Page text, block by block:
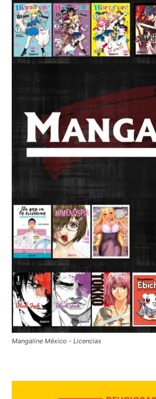
Mangaline México - Licencias